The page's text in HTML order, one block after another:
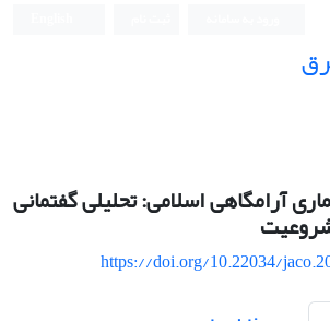
آرامگاهی اسلامی: تحلیلی گفتمانی
https://doi.org/10.22034/